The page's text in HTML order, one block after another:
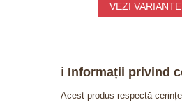
VEZI VARIANTE
ℹ️ Informații privind
Acest produs respectă